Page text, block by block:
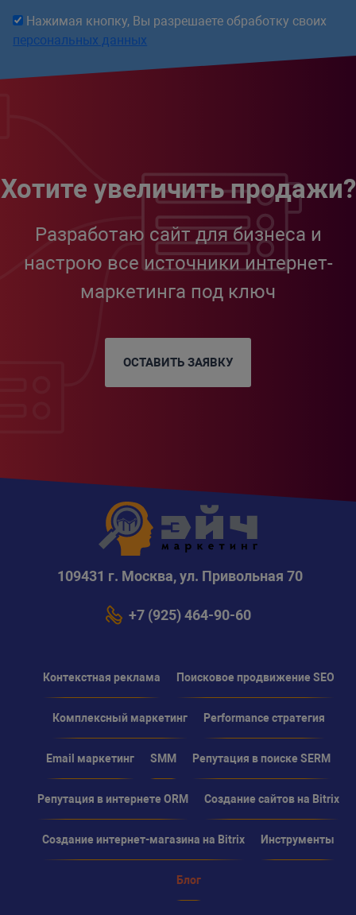
Нажимая кнопку, Вы разрешаете обработку своих
персональных данных
Хотите увеличить продажи?
Разработаю сайт для бизнеса и
настрою все источники интернет-
маркетинга под ключ
ОСТАВИТЬ ЗАЯВКУ
109431 г. Москва, ул. Привольная 70
+7 (925) 464-90-60
Контекстная реклама Поисковое продвижение SEO
Комплексный маркетинг Performance стратегия
Email маркетинг SMM Репутация в поиске SERM
Репутация в интернете ORM Создание сайтов на Bitrix
Создание интернет-магазина на Bitrix Инструменты
Блог